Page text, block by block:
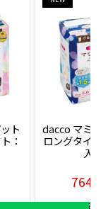
ト
：
dacco マミー
ロングタイム
入
764円
販売価格(税